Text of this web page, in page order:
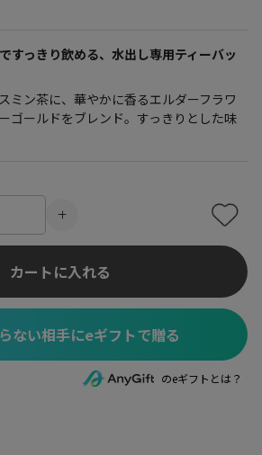
すっきり飲める、水出し専用ティーバッ
ミン茶に、華やかに香るエルダーフラワ
ゴールドをブレンド。すっきりとした味
カートに入れる
ない相手にeギフトで贈る
のeギフトとは？